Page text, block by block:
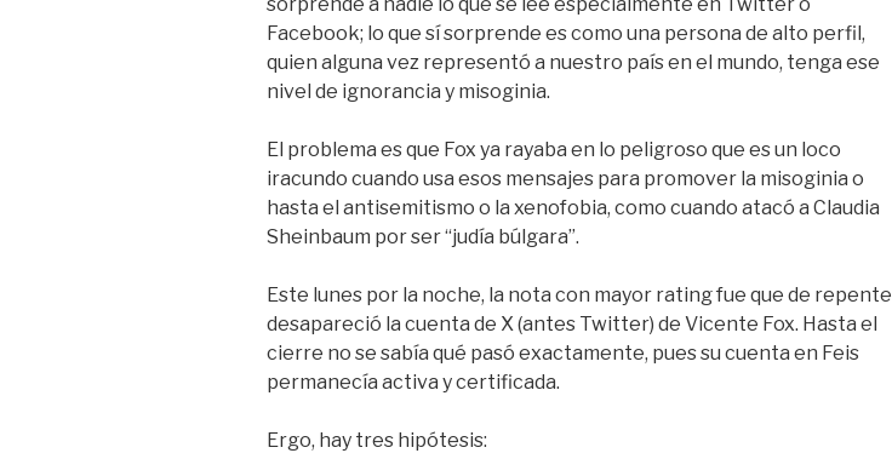
Facebook; lo que sí sorprende es como una persona de alto perfil,
quien alguna vez representó a nuestro país en el mundo, tenga ese
nivel de ignorancia y misoginia.
El problema es que Fox ya rayaba en lo peligroso que es un loco
iracundo cuando usa esos mensajes para promover la misoginia o
hasta el antisemitismo o la xenofobia, como cuando atacó a Claudia
Sheinbaum por ser “judía búlgara”.
Este lunes por la noche, la nota con mayor rating fue que de repente
desapareció la cuenta de X (antes Twitter) de Vicente Fox. Hasta el
cierre no se sabía qué pasó exactamente, pues su cuenta en Feis
permanecía activa y certificada.
Ergo, hay tres hipótesis: